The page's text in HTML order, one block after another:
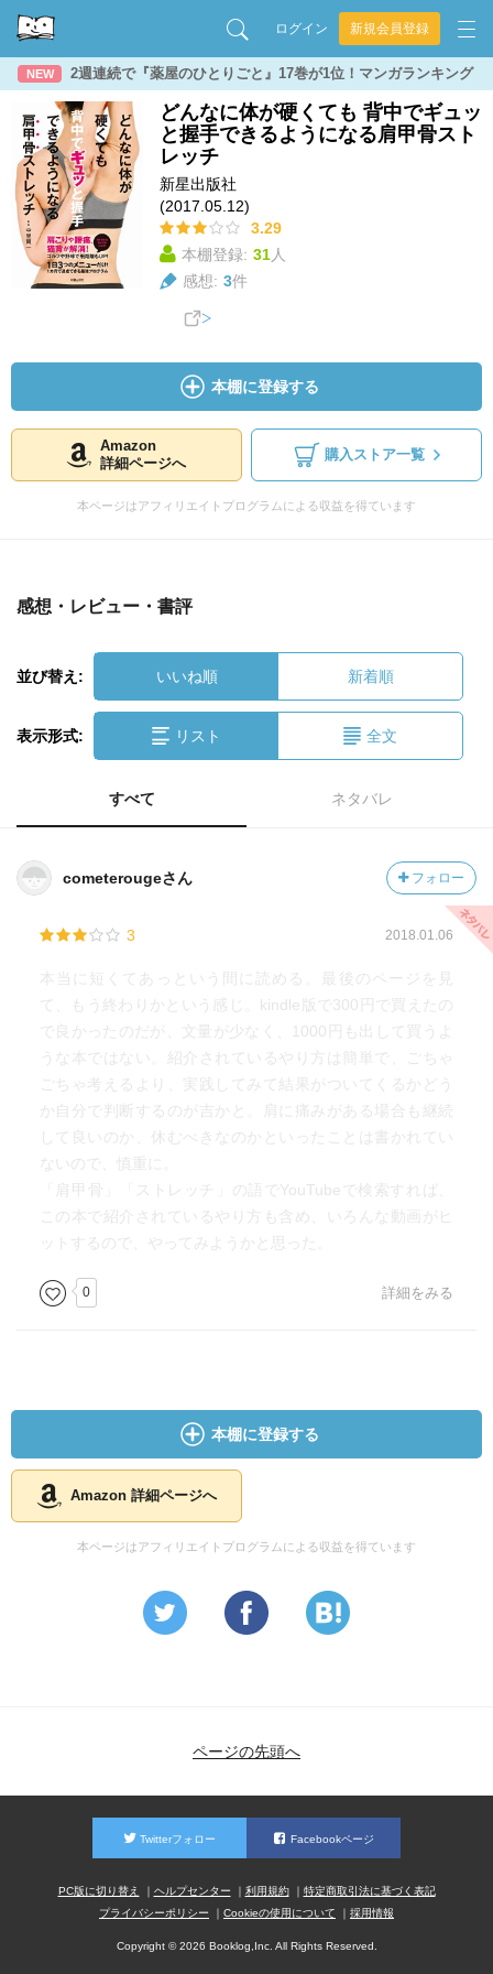
ログイン 新規会員登録
NEW 2週連続で『薬屋のひとりごと』17巻が1位！マンガランキング
どんなに体が硬くても 背中でギュッ
と握手できるようになる肩甲骨スト
レッチ
新星出版社
(2017.05.12)
3.29
本棚登録: 31人
感想: 3件
本棚に登録する
Amazon
詳細ページへ
購入ストア一覧
本ページはアフィリエイトプログラムによる収益を得ています
感想・レビュー・書評
並び替え: いいね順 新着順
表示形式: リスト 全文
すべて ネタバレ
cometerougeさん フォロー
3 2018.01.06
本当に短くてあっという間に読める。最後のページを見
て、もう終わりかという感じ。kindle版で300円で買えたの
で良かったのだが、文量が少なく、1000円も出して買うよ
うな本ではない。紹介されているやり方は簡単で、ごちゃ
ごちゃ考えるより、実践してみて結果がついてくるかどう
か自分で判断するのが吉かと。肩に痛みがある場合も継続
して良いのか、休むべきなのかといったことは書かれてい
ないので、慎重に。
「肩甲骨」「ストレッチ」の語でYouTubeで検索すれば、
この本で紹介されているやり方も含め、いろんな動画がヒ
ットするので、やってみようかと思った。
0 詳細をみる
本棚に登録する
Amazon 詳細ページへ
本ページはアフィリエイトプログラムによる収益を得ています
ページの先頭へ
Twitterフォロー Facebookページ
PC版に切り替え ヘルプセンター 利用規約
特定商取引法に基づく表記
プライバシーポリシー
Cookieの使用について 採用情報
Copyright © 2026 Booklog,Inc. All Rights Reserved.